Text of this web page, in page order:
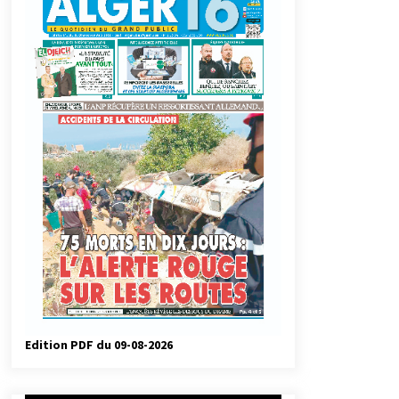
automatiques
6 jours ago
Droit de change : Le CPA lance une
carte VISA dédiée aux voyages à
l’étranger
2 semaines ago
Droit à l’affiliation au régime
national de retraite : Coup d’envoi
d’une campagne de sensibilisation
au profit de la communauté
nationale à l’étranger
3 semaines ago
Université Alger 3 : Lancement d’un
master à cursus intégré à la licence
en communication en langue
amazighe
4 semaines ago
Edition PDF du 09-08-2026